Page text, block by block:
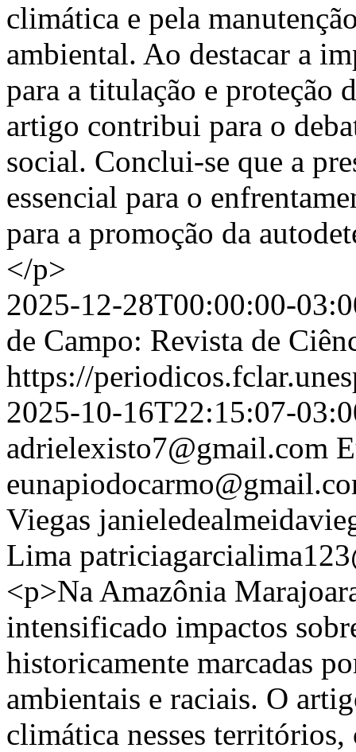
climática e pela
ambiental. Ao destacar a
para a titulação e proteção
artigo contribui para o
social. Conclui-se que a
essencial para o
para a promoção da
</p>
2025-12-28T00:00:00-
de Campo: Revista de
https://
2025-10-16T22:15:07-
adrielexisto7@gmail.com
Viegas
Lima
<p>Na Amazônia
intensificado impactos
historicamente marcadas
ambientais e raciais. O
climática nesses territórios,